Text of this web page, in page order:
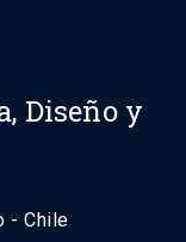
Diseño y
- Chile